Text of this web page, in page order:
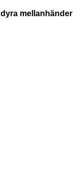
mellanhänder